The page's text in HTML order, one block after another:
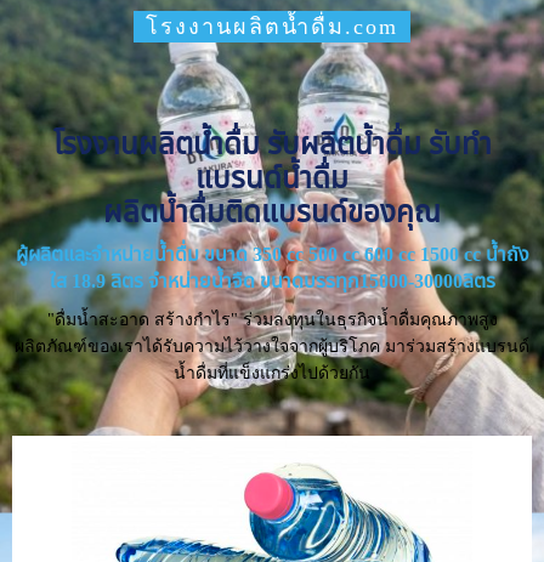
โรงงานผลิตน้ำดื่ม.com
โรงงานผลิตน้ำดื่ม รับผลิตน้ำดื่ม รับทำ
แบรนด์น้ำดื่ม
ผลิตน้ำดื่มติดแบรนด์ของคุณ
ผู้ผลิตและจำหน่ายน้ำดื่ม ขนาด 350 cc 500 cc 600 cc 1500 cc น้ำถัง
ใส 18.9 ลิตร จำหน่ายน้ำจืด ขนาดบรรทุก15000-30000ลิตร
"ดื่มน้ำสะอาด สร้างกำไร" ร่วมลงทุนในธุรกิจน้ำดื่มคุณภาพสูง
ผลิตภัณฑ์ของเราได้รับความไว้วางใจจากผู้บริโภค มาร่วมสร้างแบรนด์
น้ำดื่มที่แข็งแกร่งไปด้วยกัน